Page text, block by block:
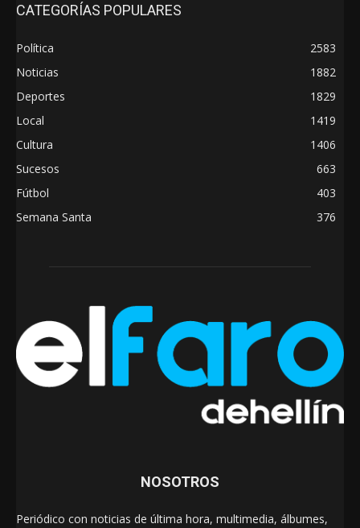
CATEGORÍAS POPULARES
Política
2583
Noticias
1882
Deportes
1829
Local
1419
Cultura
1406
Sucesos
663
Fútbol
403
Semana Santa
376
NOSOTROS
Periódico con noticias de última hora, multimedia, álbumes,